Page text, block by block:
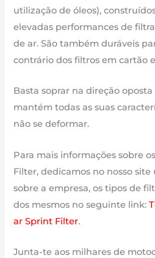
utilização de óleos),
elevadas performances de
de ar. São também duráveis
contrário dos filtros em cartão
Basta soprar na direção
mantém todas as suas
não se deformar.
Para mais informações sobre
Filter, dedicamos no nosso
sobre a empresa, os tipos de
dos mesmos no seguinte link:
ar Sprint Filter.
Junta-te aos milhares de